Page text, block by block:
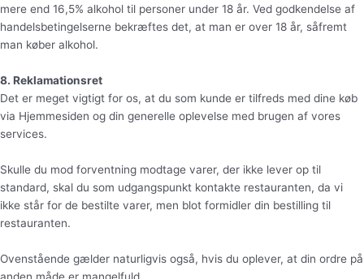
mere end 16,5% alkohol til personer under 18 år. Ved godkendelse af
handelsbetingelserne bekræftes det, at man er over 18 år, såfremt
man køber alkohol.
8. Reklamationsret
Det er meget vigtigt for os, at du som kunde er tilfreds med dine køb
via Hjemmesiden og din generelle oplevelse med brugen af vores
services.
Skulle du mod forventning modtage varer, der ikke lever op til
standard, skal du som udgangspunkt kontakte restauranten, da vi
ikke står for de bestilte varer, men blot formidler din bestilling til
restauranten.
Ovenstående gælder naturligvis også, hvis du oplever, at din ordre på
anden måde er mangelfuld.